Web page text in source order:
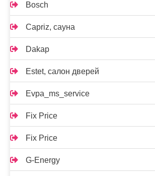
Bosch
Capriz, сауна
Dakap
Estet, салон дверей
Evpa_ms_service
Fix Price
Fix Price
G-Energy